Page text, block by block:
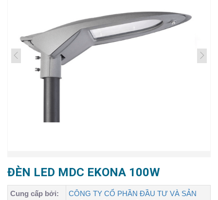
ĐÈN LED MDC EKONA 100W
Cung cấp bởi:
CÔNG TY CỔ PHẦN ĐẦU TƯ VÀ SẢN